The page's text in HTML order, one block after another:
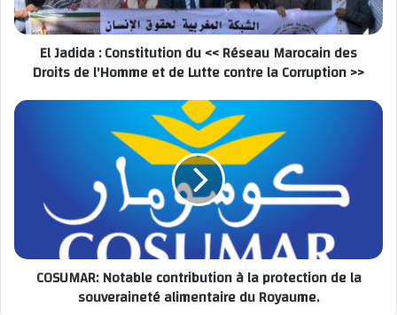
La Banque Populaire Régionale Rabat-Kénitra sur le
cratère d'un volcan !
El Jadida : Constitution du << Réseau Marocain des
Droits de l'Homme et de Lutte contre la Corruption >>
COSUMAR: Notable contribution à la protection de la
souveraineté alimentaire du Royaume.